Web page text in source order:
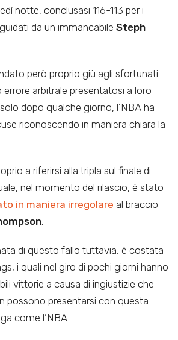
notte, conclusasi 116-113 per i
da un immancabile Steph
però proprio giù agli sfortunati
errore arbitrale presentatosi a loro
dopo qualche giorno, l’NBA ha
riconoscendo in maniera chiara la
a riferirsi alla tripla sul finale di
nel momento del rilascio, è stato
in maniera irregolare al braccio
di questo fallo tuttavia, è costata
i quali nel giro di pochi giorni hanno
vittorie a causa di ingiustizie che
possono presentarsi con questa
come l’NBA.